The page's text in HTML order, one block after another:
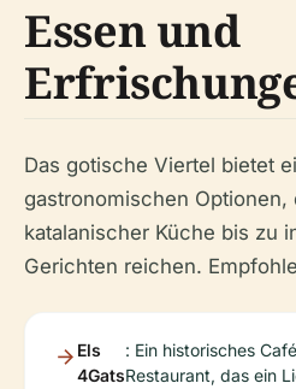
Essen und
Das gotische Viertel bietet
gastronomischen
katalanischer Küche bis zu
Gerichten reichen.
Els
4Gats
: Ein historisches
Restaurant, das ein